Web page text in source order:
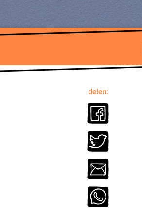
delen: